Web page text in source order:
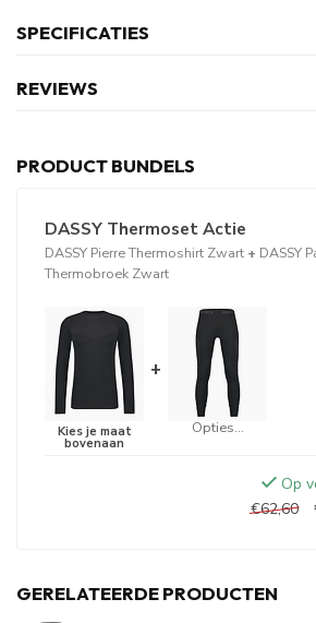
SPECIFICATIES
REVIEWS
PRODUCT BUNDELS
DASSY Thermoset Actie
DASSY Pierre Thermoshirt Zwart + DASSY
Thermobroek Zwart
+
Opties...
Op
€62,60
GERELATEERDE PRODUCTEN